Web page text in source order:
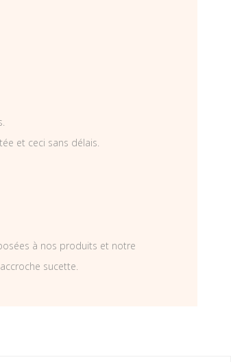
et ceci sans délais.
à nos produits et notre
sucette.